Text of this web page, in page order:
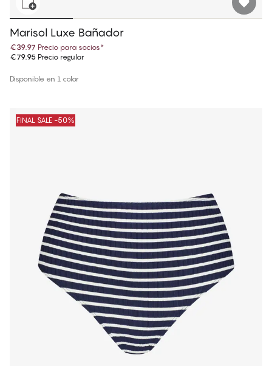
Marisol Luxe Bañador
€39.97 Precio para socios*
€79.95 Precio regular
Disponible en 1 color
FINAL SALE -50%